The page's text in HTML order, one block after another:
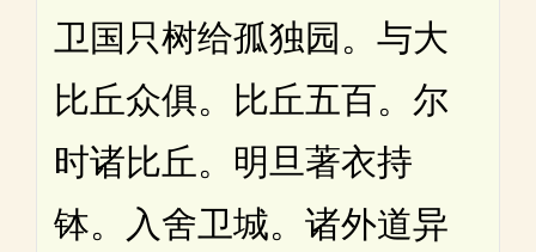
卫国只树给孤独园。与大
比丘众俱。比丘五百。尔
时诸比丘。明旦著衣持
钵。入舍卫城。诸外道异